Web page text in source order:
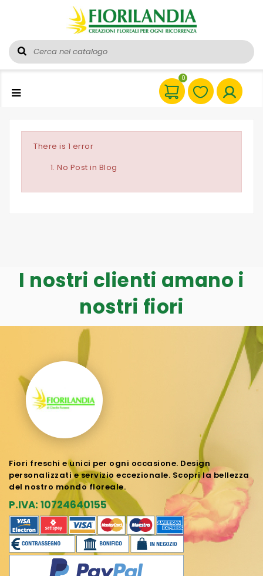
0
There is 1 error
No Post in Blog
I nostri clienti amano i
nostri fiori
Fiori freschi e unici per ogni occasione. Design
personalizzati e servizio eccezionale. Scopri la bellezza
del nostro mondo floreale.
P.IVA: 10724640155